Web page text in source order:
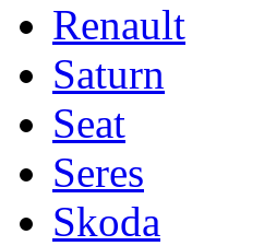
Renault
Saturn
Seat
Seres
Skoda